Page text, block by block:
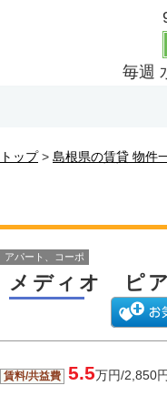
毎週
トップ> 島根県の賃貸 物件
アパート、コーポ
メディオ ピ
賃料/共益費 5.5万円/2,850円